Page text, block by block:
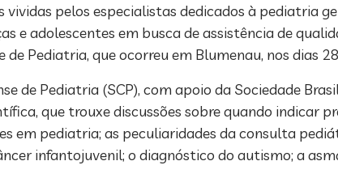
pelos especialistas dedicados à pediatria
e adolescentes em busca de assistência de
Pediatria, que ocorreu em Blumenau, nos dias
de Pediatria (SCP), com apoio da Sociedade
que trouxe discussões sobre quando indicar
em pediatria; as peculiaridades da consulta
infantojuvenil; o diagnóstico do autismo; a